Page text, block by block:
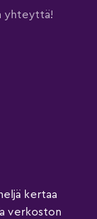
yhteyttä!
kertaa
verkoston